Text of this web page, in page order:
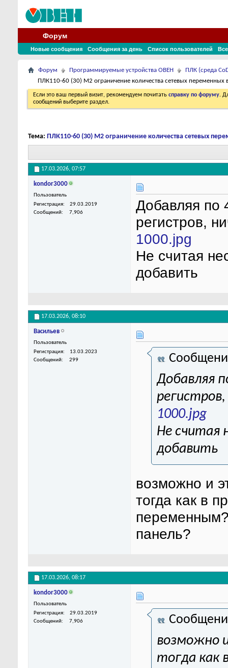
Форум
Новые сообщения Сообщения за день Список пользователей
Форум Программируемые устройства ОВЕН
ПЛК (среда
ПЛК110-60 (30) М2 ограничение количества сетевых переменных
Если это ваш первый визит, рекомендуем почитать справку по форуму.
сообщений выберите раздел.
Тема: ПЛК110-60 (30) М2 ограничение количества сетевых
17.03.2026, 07:57
kondor3000
Пользователь
Регистрация
29.03.2019
Сообщений
7,906
Добавляя по
регистров,
1000.jpg
Не считая
добавить
17.03.2026, 08:10
Васильев
Пользователь
Регистрация
13.03.2023
Сообщений
299
Добавляя
1000.jpg
Не считая
добавить
возможно и
тогда как в
переменным?
панель?
17.03.2026, 08:17
kondor3000
Пользователь
Регистрация
29.03.2019
Сообщений
7,906
возможно
тогда как